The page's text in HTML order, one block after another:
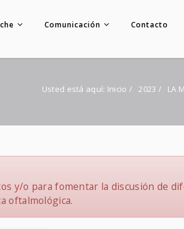
Comunicación Contacto
Usted está aquí: Inicio / 2023 / LA
y/o para fomentar la discusión de
oftalmológica.